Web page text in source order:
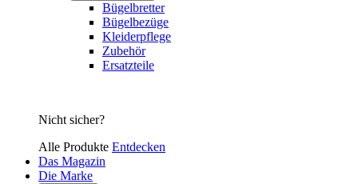
Bügelbretter
Bügelbezüge
Kleiderpflege
Zubehör
Ersatzteile
Nicht sicher?
Alle Produkte Entdecken
Das Magazin
Die Marke